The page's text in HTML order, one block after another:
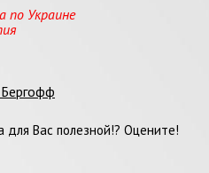
по Украине
Вас полезной!? Оцените!